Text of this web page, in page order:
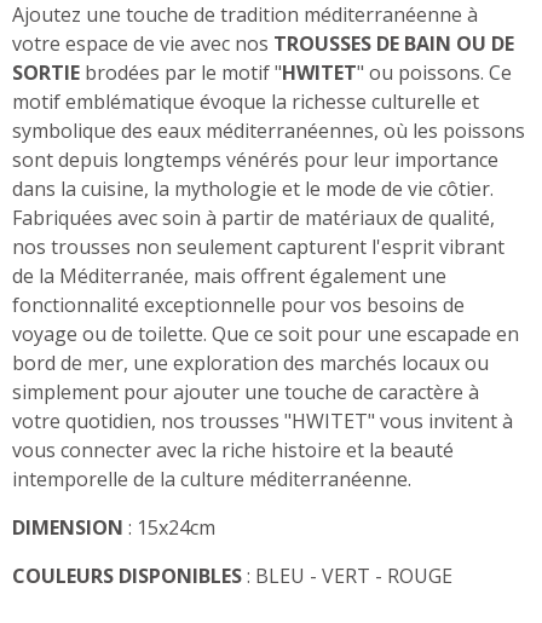
Ajoutez une touche de tradition méditerranéenne à
votre espace de vie avec nos TROUSSES DE BAIN OU DE
SORTIE brodées par le motif "HWITET" ou poissons. Ce
motif emblématique évoque la richesse culturelle et
symbolique des eaux méditerranéennes, où les poissons
sont depuis longtemps vénérés pour leur importance
dans la cuisine, la mythologie et le mode de vie côtier.
Fabriquées avec soin à partir de matériaux de qualité,
nos trousses non seulement capturent l'esprit vibrant
de la Méditerranée, mais offrent également une
fonctionnalité exceptionnelle pour vos besoins de
voyage ou de toilette. Que ce soit pour une escapade en
bord de mer, une exploration des marchés locaux ou
simplement pour ajouter une touche de caractère à
votre quotidien, nos trousses "HWITET" vous invitent à
vous connecter avec la riche histoire et la beauté
intemporelle de la culture méditerranéenne.
DIMENSION : 15x24cm
COULEURS DISPONIBLES: BLEU - VERT - ROUGE